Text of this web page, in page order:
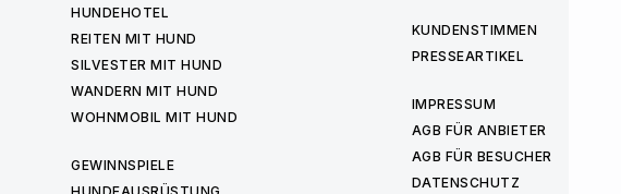
HUNDEHOTEL
REITEN MIT HUND
SILVESTER MIT HUND
WANDERN MIT HUND
WOHNMOBIL MIT HUND
GEWINNSPIELE
KUNDENSTIMMEN
PRESSEARTIKEL
IMPRESSUM
AGB FÜR ANBIETER
AGB FÜR BESUCHER
DATENSCHUTZ